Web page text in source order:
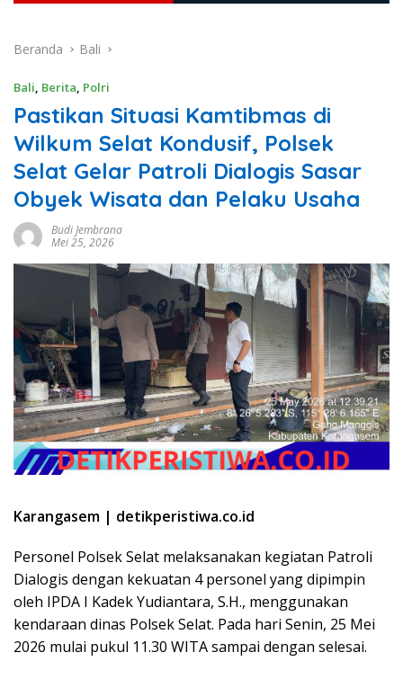
Beranda Bali
Bali, Berita, Polri
Pastikan Situasi Kamtibmas di
Wilkum Selat Kondusif, Polsek
Selat Gelar Patroli Dialogis Sasar
Obyek Wisata dan Pelaku Usaha
Budi Jembrana
Mei 25, 2026
Karangasem | detikperistiwa.co.id
Personel Polsek Selat melaksanakan kegiatan Patroli
Dialogis dengan kekuatan 4 personel yang dipimpin
oleh IPDA I Kadek Yudiantara, S.H., menggunakan
kendaraan dinas Polsek Selat. Pada hari Senin, 25 Mei
2026 mulai pukul 11.30 WITA sampai dengan selesai.